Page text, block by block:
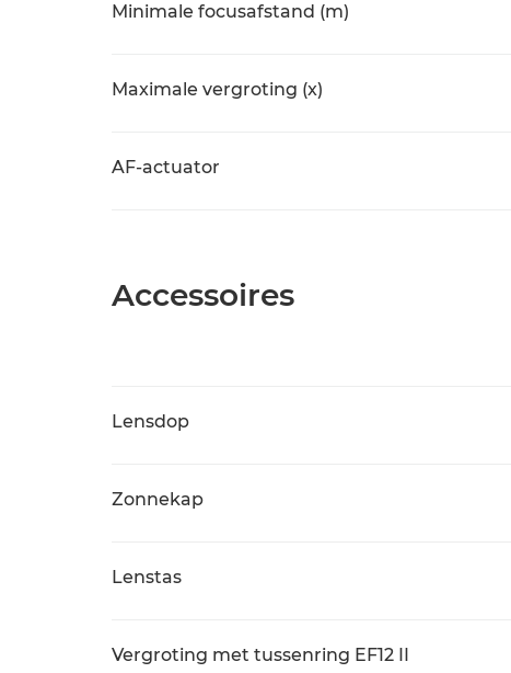
Minimale focusafstand (m)
Maximale vergroting (x)
AF-actuator
Accessoires
Lensdop
Zonnekap
Lenstas
Vergroting met tussenring EF12 II